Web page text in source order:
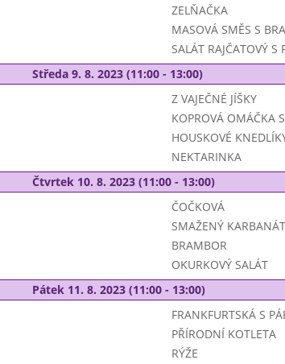
ZELŇAČKA
MASOVÁ SMĚS S
SALÁT RAJČATOVÝ S
Středa 9. 8. 2023 (11:00 - 13:00)
Z VAJEČNÉ JÍŠKY
KOPROVÁ OMÁČKA
HOUSKOVÉ
NEKTARINKA
Čtvrtek 10. 8. 2023 (11:00 - 13:00)
ČOČKOVÁ
SMAŽENÝ
BRAMBOR
OKURKOVÝ SALÁT
Pátek 11. 8. 2023 (11:00 - 13:00)
FRANKFURTSKÁ S
PŘÍRODNÍ KOTLETA
RÝŽE